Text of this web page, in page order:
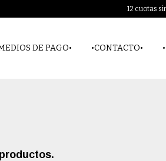
12 cuotas
DE PAGO• •CONTACTO•